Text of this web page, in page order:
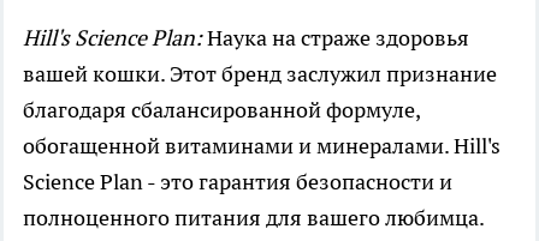
Hill's Science Plan:Наука на страже здоровья
вашей кошки. Этот бренд заслужил признание
благодаря сбалансированной формуле,
обогащенной витаминами и минералами. Hill's
Science Plan - это гарантия безопасности и
полноценного питания для вашего любимца.